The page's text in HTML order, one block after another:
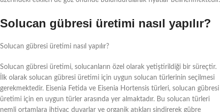
Solucan gübresi üretimi nasıl yapılır?
Solucan gübresi üretimi nasıl yapılır?
Solucan gübresi üretimi, solucanların özel olarak yetiştirildiği bir süreçtir.
İlk olarak solucan gübresi üretimi için uygun solucan türlerinin seçilmesi
gerekmektedir. Eisenia Fetida ve Eisenia Hortensis türleri, solucan gübresi
üretimi için en uygun türler arasında yer almaktadır. Bu solucan türleri
nemli ortamlara ihtiyaç duyarlar ve organik atıkları sindirerek gübre